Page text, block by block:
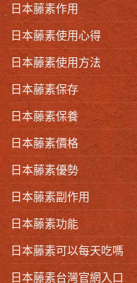
日本藤素作用
日本藤素使用心得
日本藤素使用方法
日本藤素保存
日本藤素保養
日本藤素價格
日本藤素優勢
日本藤素副作用
日本藤素功能
日本藤素可以每天吃嗎
日本藤素台灣官網入口